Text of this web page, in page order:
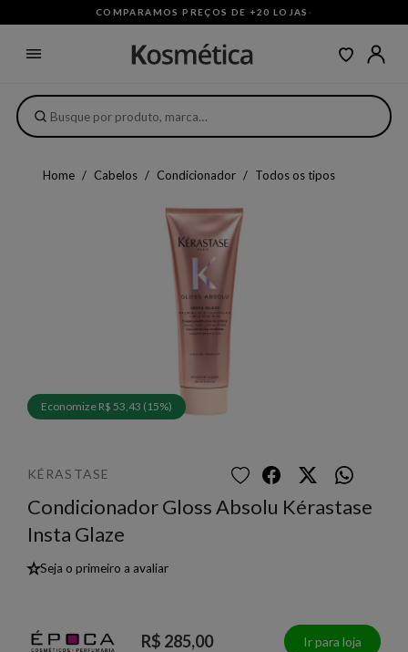
COMPARAMOS PREÇOS DE +20 LOJAS ·
Home Cabelos Condicionador Todos os tipos
Economize R$ 53,43 (15%)
KÉRASTASE
Condicionador Gloss Absolu Kérastase
Insta Glaze
★Seja o primeiro a avaliar
R$ 285,00 Ir para loja